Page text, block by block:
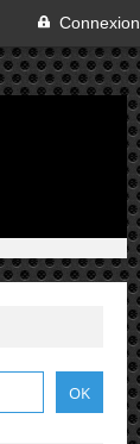
Connexion